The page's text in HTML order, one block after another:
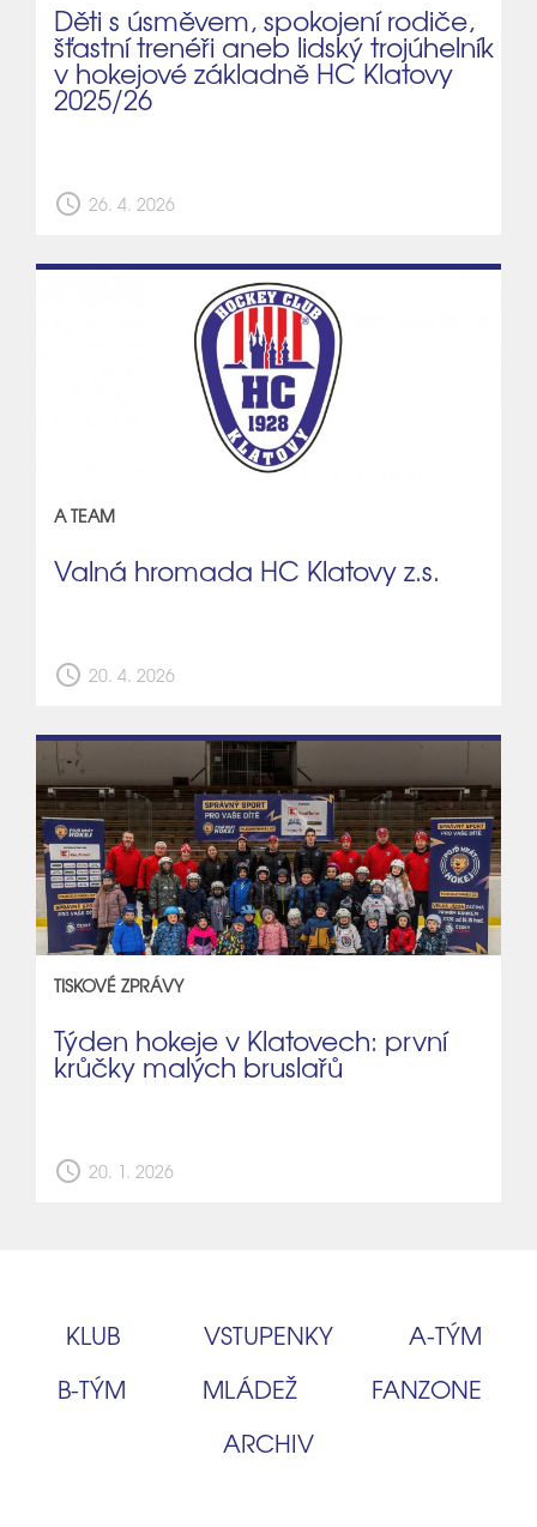
Děti s úsměvem, spokojení rodiče,
šťastní trenéři aneb lidský trojúhelník
v hokejové základně HC Klatovy
2025/26
schedule 26. 4. 2026
A TEAM
Valná hromada HC Klatovy z.s.
schedule 20. 4. 2026
TISKOVÉ ZPRÁVY
Týden hokeje v Klatovech: první
krůčky malých bruslařů
schedule 20. 1. 2026
KLUB VSTUPENKY
A‑TÝM
B‑TÝM
MLÁDEŽ
FANZONE
ARCHIV